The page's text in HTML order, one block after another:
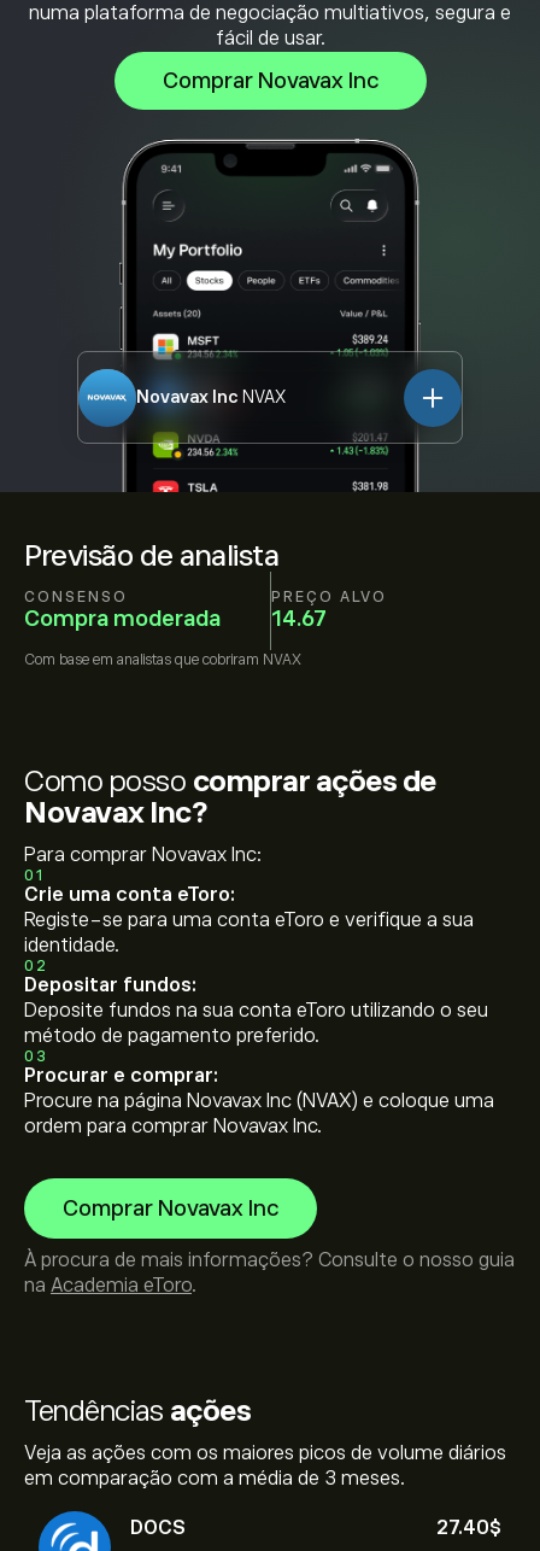
Previsão de analista
CONSENSO
Compra moderada
PREÇO ALVO
14.67
Com base em analistas que cobriram NVAX
numa plataforma de negociação multiativos, segura e
fácil de usar.
Comprar Novavax Inc
Novavax Inc NVAX
Tendências ações
Veja as ações com os maiores picos de volume diários
em comparação com a média de 3 meses.
DOCS
27.40‎$‎
Como posso comprar ações de
Novavax Inc?
Para comprar Novavax Inc:
01
Crie uma conta eToro:
Registe-se para uma conta eToro e verifique a sua
identidade.
02
Depositar fundos:
Deposite fundos na sua conta eToro utilizando o seu
método de pagamento preferido.
03
Procurar e comprar:
Procure na página Novavax Inc (NVAX) e coloque uma
ordem para comprar Novavax Inc.
Comprar Novavax Inc
À procura de mais informações? Consulte o nosso guia
na Academia eToro.